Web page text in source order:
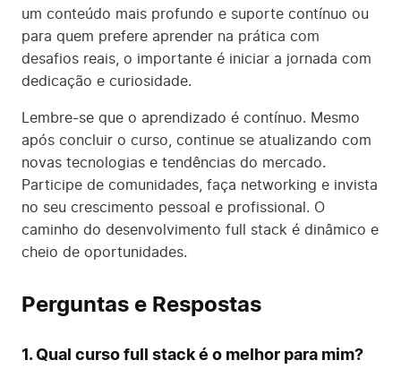
um conteúdo mais profundo e suporte contínuo ou
para quem prefere aprender na prática com
desafios reais, o importante é iniciar a jornada com
dedicação e curiosidade.
Lembre-se que o aprendizado é contínuo. Mesmo
após concluir o curso, continue se atualizando com
novas tecnologias e tendências do mercado.
Participe de comunidades, faça networking e invista
no seu crescimento pessoal e profissional. O
caminho do desenvolvimento full stack é dinâmico e
cheio de oportunidades.
Perguntas e Respostas
1. Qual curso full stack é o melhor para mim?